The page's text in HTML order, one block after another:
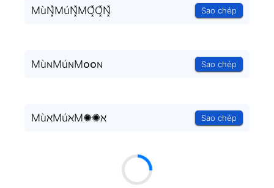
MùN͓̽MúN͓̽MO͓̽O͓̽N͓̽ Sao chép
MùɴMúɴMᴏᴏɴ Sao chép
MùℵMúℵM✺✺ℵ Sao chép